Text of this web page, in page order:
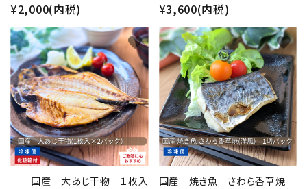
¥2,000(内税) ¥3,600(内税)
国産 大あじ干物 １枚入
favorite
国産 焼き魚 さわら香草焼
favorite